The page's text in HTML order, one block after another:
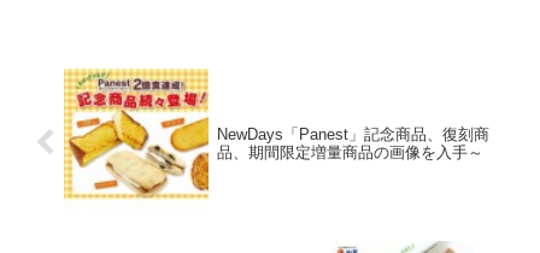
NewDays「Panest」記念商品、復刻商
品、期間限定増量商品の画像を入手～